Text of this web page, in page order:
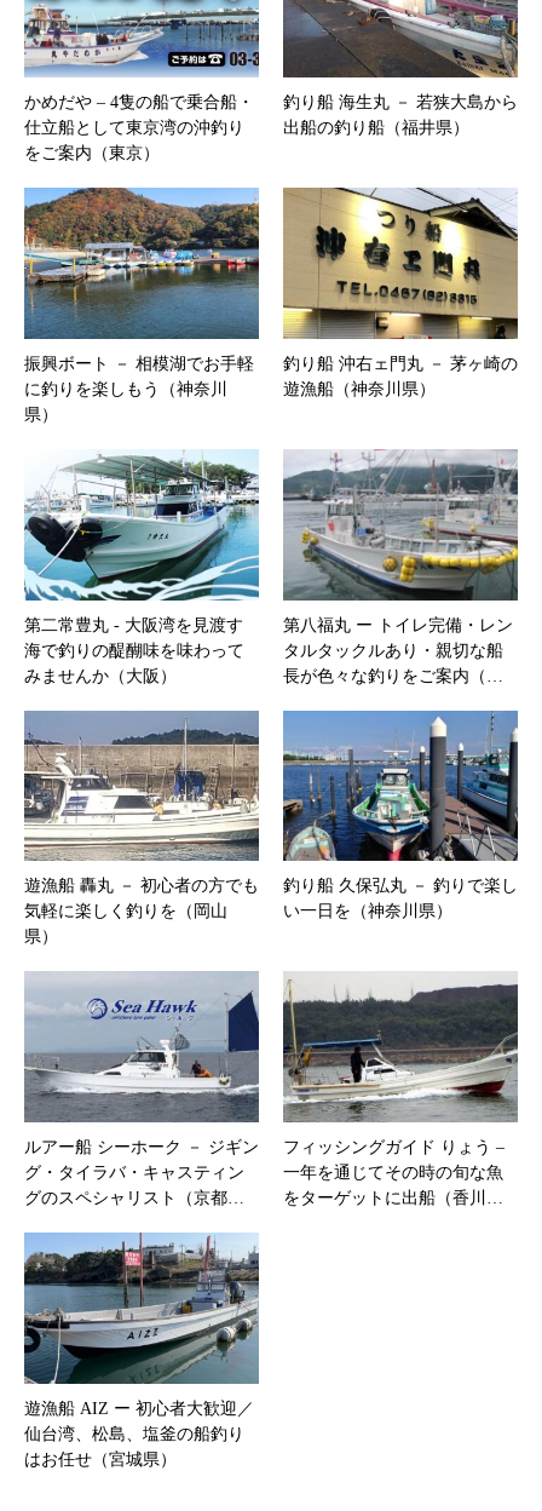
かめだや – 4隻の船で乗合船・
仕立船として東京湾の沖釣り
をご案内（東京）
釣り船 海生丸 － 若狭大島から
出船の釣り船（福井県）
振興ボート － 相模湖でお手軽
に釣りを楽しもう（神奈川
県）
釣り船 沖右ェ門丸 － 茅ヶ崎の
遊漁船（神奈川県）
第二常豊丸 ‐ 大阪湾を見渡す
海で釣りの醍醐味を味わって
みませんか（大阪）
第八福丸 ー トイレ完備・レン
タルタックルあり・親切な船
長が色々な釣りをご案内（…
遊漁船 轟丸 － 初心者の方でも
気軽に楽しく釣りを（岡山
県）
釣り船 久保弘丸 － 釣りで楽し
い一日を（神奈川県）
ルアー船 シーホーク － ジギン
グ・タイラバ・キャスティン
グのスペシャリスト（京都…
フィッシングガイド りょう –
一年を通じてその時の旬な魚
をターゲットに出船（香川…
遊漁船 AIZ ー 初心者大歓迎／
仙台湾、松島、塩釜の船釣り
はお任せ（宮城県）